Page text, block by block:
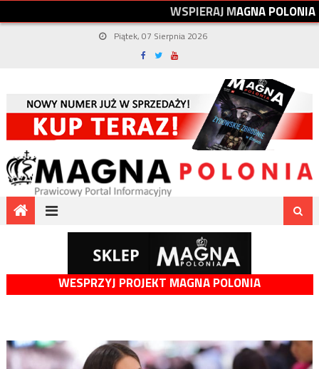
WSPIERAJMAGNAPOLONIA
Piątek, 07 Sierpnia 2026
WESPRZYJ PROJEKT MAGNA POLONIA